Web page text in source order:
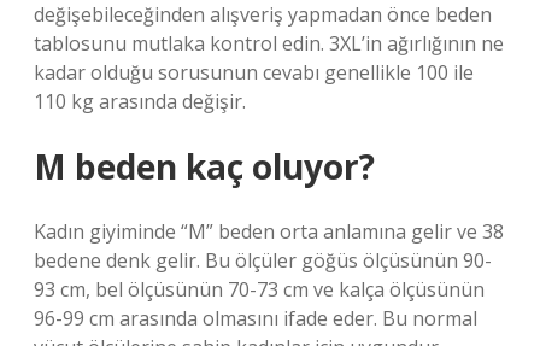
değişebileceğinden alışveriş yapmadan önce beden
tablosunu mutlaka kontrol edin. 3XL’in ağırlığının ne
kadar olduğu sorusunun cevabı genellikle 100 ile
110 kg arasında değişir.
M beden kaç oluyor?
Kadın giyiminde “M” beden orta anlamına gelir ve 38
bedene denk gelir. Bu ölçüler göğüs ölçüsünün 90-
93 cm, bel ölçüsünün 70-73 cm ve kalça ölçüsünün
96-99 cm arasında olmasını ifade eder. Bu normal